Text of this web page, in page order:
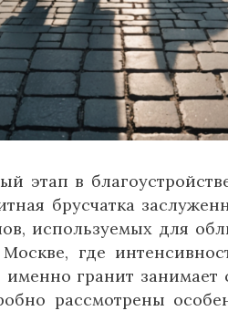
этап в
брусчатка
используемых для
где
гранит
рассмотрены